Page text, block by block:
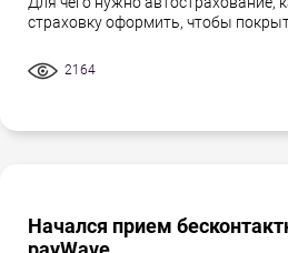
страховку оформить, чтобы
2164
Начался прием